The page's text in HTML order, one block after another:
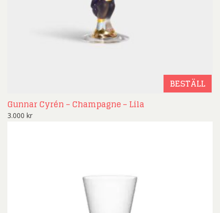
BESTÄLL
Gunnar Cyrén – Champagne – Lila
3.000 kr